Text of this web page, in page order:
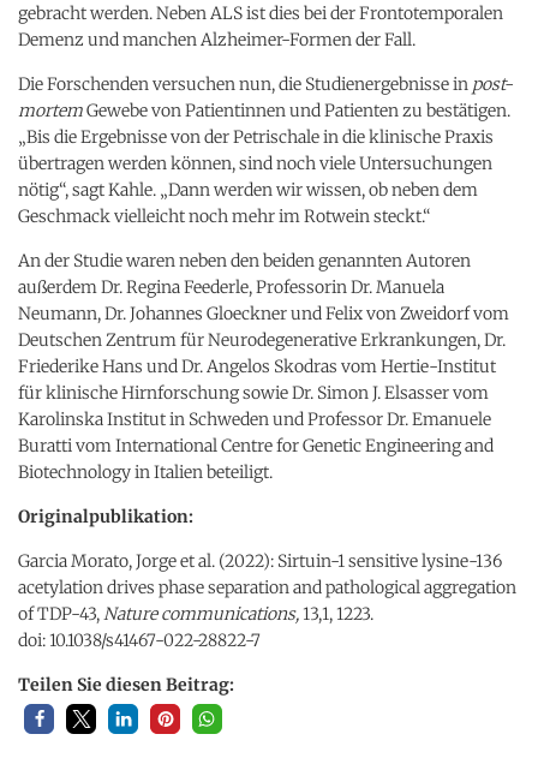
gebracht werden. Neben ALS ist dies bei der Frontotemporalen
Demenz und manchen Alzheimer-Formen der Fall.
Die Forschenden versuchen nun, die Studienergebnisse in post-
mortemGewebe von Patientinnen und Patienten zu bestätigen.
„Bis die Ergebnisse von der Petrischale in die klinische Praxis
übertragen werden können, sind noch viele Untersuchungen
nötig“, sagt Kahle. „Dann werden wir wissen, ob neben dem
Geschmack vielleicht noch mehr im Rotwein steckt.“
An der Studie waren neben den beiden genannten Autoren
außerdem Dr. Regina Feederle, Professorin Dr. Manuela
Neumann, Dr. Johannes Gloeckner und Felix von Zweidorf vom
Deutschen Zentrum für Neurodegenerative Erkrankungen, Dr.
Friederike Hans und Dr. Angelos Skodras vom Hertie-Institut
für klinische Hirnforschung sowie Dr. Simon J. Elsasser vom
Karolinska Institut in Schweden und Professor Dr. Emanuele
Buratti vom International Centre for Genetic Engineering and
Biotechnology in Italien beteiligt.
Originalpublikation:
Garcia Morato, Jorge et al. (2022): Sirtuin-1 sensitive lysine-136
acetylation drives phase separation and pathological aggregation
of TDP-43, Nature communications, 13,1, 1223.
doi: 10.1038/s41467-022-28822-7
Teilen Sie diesen Beitrag: